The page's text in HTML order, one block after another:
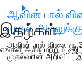
இதழ்கள்
எங்கள் அச்சு மற்றும்
ஆவின் பால்
முதல்
ஆவின் பால் விலை
முதல்வரின்